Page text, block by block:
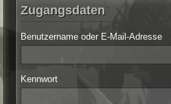
Zugangsdaten
Benutzername oder E-Mail-Adresse
Kennwort